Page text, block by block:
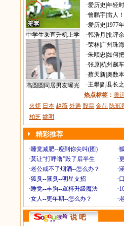
中学生乘直升机上学
高圆圆同居男友曝光
·爱历史 年轻
·曾鹏宇|雷人
·爱历史 1977
·韩浩月 批评
·荣林| 广州珠
·朱顺忠 如何
·张原|杭州飙
·蔡天新|奥数
·王攀|副县长
热点标签： 奥
火炬 日本 赵薇 外遇 股票 金晶 陈冠
柏芝 姚明
精彩推荐
·睡觉减肥--瘦到你尖叫(图) ·
·莫让“打呼噜”毁了后半生 ·
·老公戒不了烟酒--怎么办？ ·
·狐臭--腋臭--明星支招 ·
·睡觉--丰胸--罩杯升级魔法 ·
·女人--更年期--怎么办？ ·
说 吧